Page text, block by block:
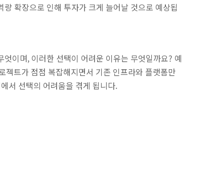
확장으로 인해 투자가 크게 늘어날 것으로 예상됩
이며, 이러한 선택이 어려운 이유는 무엇일까요? 예
젝트가 점점 복잡해지면서 기존 인프라와 플랫폼만
서 선택의 어려움을 겪게 됩니다.